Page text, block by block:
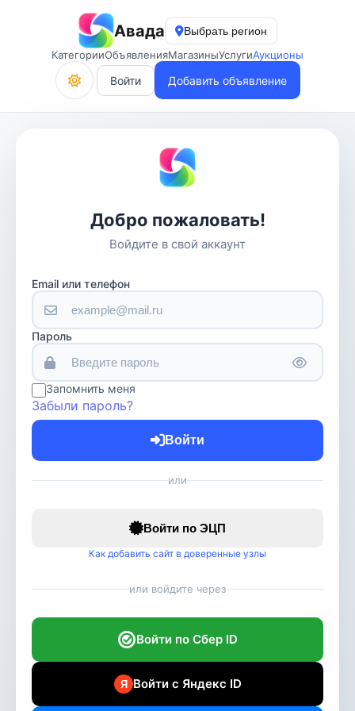
Авада
Выбрать регион
КатегорииОбъявленияМагазиныУслугиАукционы
Войти Добавить объявление
Добро пожаловать!
Войдите в свой аккаунт
Email или телефон
Пароль
Запомнить меня
Забыли пароль?
Войти
или
Войти по ЭЦП
Как добавить сайт в доверенные узлы
или войдите через
Войти по Сбер ID
Войти с Яндекс ID